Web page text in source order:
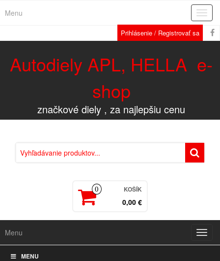
Menu
Prihlásenie / Registrovať sa
Autodiely APL, HELLA e-
shop
značkové diely , za najlepšiu cenu
0 KOŠÍK
0,00 €
Menu
MENU